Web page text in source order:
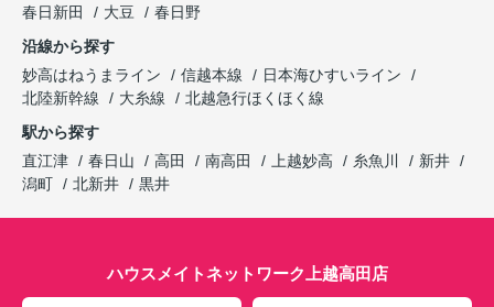
春日新田
大豆
春日野
沿線から探す
妙高はねうまライン
信越本線
日本海ひすいライン
北陸新幹線
大糸線
北越急行ほくほく線
駅から探す
直江津
春日山 高田 南高田 上越妙高 糸魚川
新井
潟町
北新井 黒井
ハウスメイトネットワーク上越高田店